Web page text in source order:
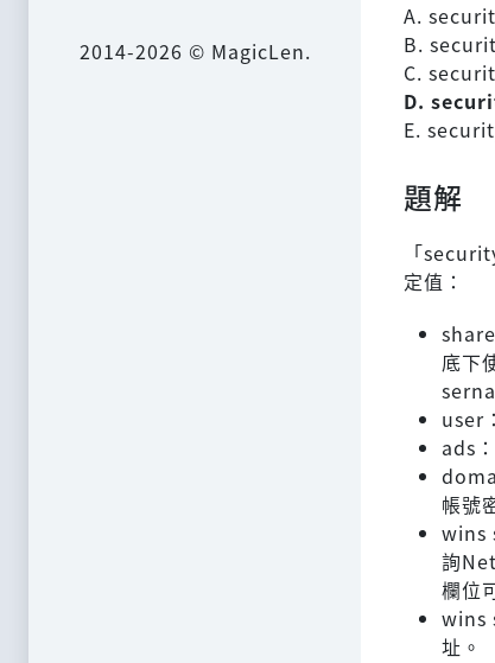
2014-2026 © MagicLen.
A.
B.
C.
D.
E.
題解
「
定值：
底下
user
ads
帳號
wins
詢
欄位
wins
址。